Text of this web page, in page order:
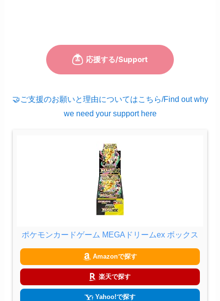
🤝ご支援のお願いと理由についてはこちら/Find out why
we need your support here
ポケモンカードゲーム MEGAドリームex ボックス
Amazonで探す
楽天で探す
Yahoo!で探す